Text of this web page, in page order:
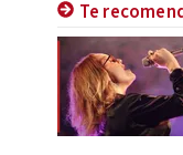
Te